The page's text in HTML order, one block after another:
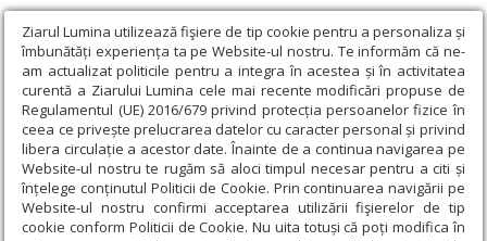
Ziarul Lumina utilizează fişiere de tip cookie pentru a personaliza și
îmbunătăți experiența ta pe Website-ul nostru. Te informăm că ne-
am actualizat politicile pentru a integra în acestea și în activitatea
curentă a Ziarului Lumina cele mai recente modificări propuse de
Regulamentul (UE) 2016/679 privind protecția persoanelor fizice în
ceea ce privește prelucrarea datelor cu caracter personal și privind
libera circulație a acestor date. Înainte de a continua navigarea pe
Website-ul nostru te rugăm să aloci timpul necesar pentru a citi și
înțelege conținutul Politicii de Cookie. Prin continuarea navigării pe
Website-ul nostru confirmi acceptarea utilizării fişierelor de tip
cookie conform Politicii de Cookie. Nu uita totuși că poți modifica în
Ziarul Lumina › Actualitate religioasă › Știri › „Religiozitatea
omului contemporan - O abordare interdisciplinară a
comportamentului religios“